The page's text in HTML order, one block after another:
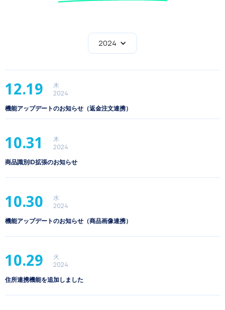
2024
12.19
木
2024
機能アップデートのお知らせ（返金注文連携）
10.31
木
2024
商品識別ID拡張のお知らせ
10.30
水
2024
機能アップデートのお知らせ（商品画像連携）
10.29
火
2024
住所連携機能を追加しました